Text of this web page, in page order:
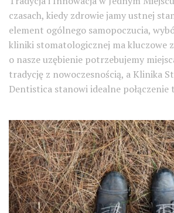
czasach, kiedy zdrowie jamy ustnej
element ogólnego samopoczucia,
kliniki stomatologicznej ma kluczowe
o nasze uzębienie potrzebujemy
tradycję z nowoczesnością, a Klinika
Dentistica stanowi idealne połączenie